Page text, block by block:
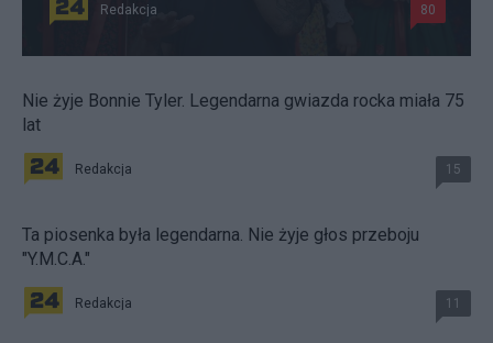
Redakcja 80
Nie żyje Bonnie Tyler. Legendarna gwiazda rocka miała 75
lat
Redakcja 15
Ta piosenka była legendarna. Nie żyje głos przeboju
"Y.M.C.A."
Redakcja 11